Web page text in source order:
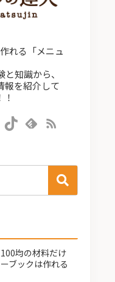
れる「メニュ
知識から、
報を紹介して
100均の材料だけ
ブックは作れる